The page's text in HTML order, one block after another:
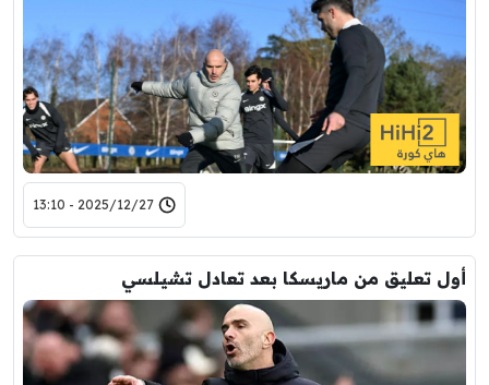
2025/12/27 - 13:10
أول تعليق من ماريسكا بعد تعادل تشيلسي